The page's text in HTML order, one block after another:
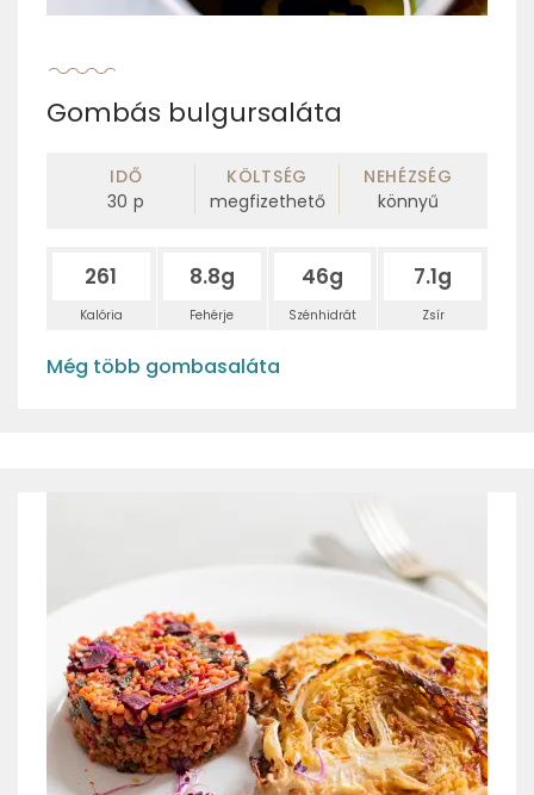
Gombás bulgursaláta
IDŐ
30 p
KÖLTSÉG
megfizethető
NEHÉZSÉG
könnyű
261
Kalória
8.8g
Fehérje
46g
Szénhidrát
7.1g
Zsír
Még több gombasaláta